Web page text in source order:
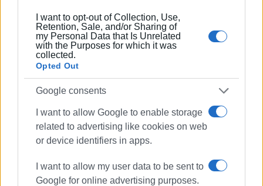
I want to opt-out of Collection, Use,
Retention, Sale, and/or Sharing of
my Personal Data that Is Unrelated
with the Purposes for which it was
collected.
Opted Out
Google consents
I want to allow Google to enable storage
related to advertising like cookies on web
or device identifiers in apps.
I want to allow my user data to be sent to
Google for online advertising purposes.
γραμματέα στο δ.σ. επί οκτώ χρόνια. Πιστεύει
πως η ισχυρότερη ιδιότητα του δημοσιογράφου
στην ενημέρωση είναι το ενδιαφέρον του για τα
κοινά και στην επικοινωνία η έντιμη και
ανιδιοτελής διαμεσολάβηση.
Ακολουθήστε το enimerosi στοFacebook
Συνδρομητές στο e-paper